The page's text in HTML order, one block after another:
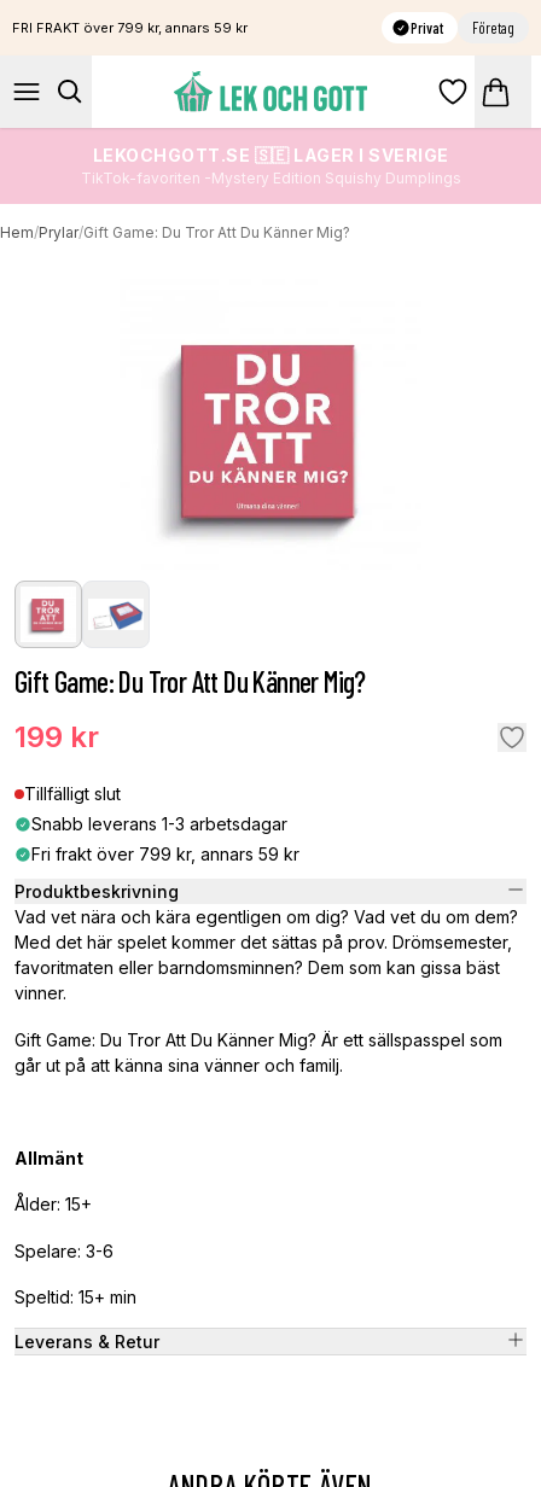
FRI FRAKT över 799 kr, annars 59 kr Privat Företag
LEKOCHGOTT.SE 🇸🇪 LAGER I SVERIGE
TikTok-favoriten -Mystery Edition Squishy Dumplings
Hem/Prylar/Gift Game: Du Tror Att Du Känner Mig?
Gift Game: Du Tror Att Du Känner Mig?
199 kr
Tillfälligt slut
Snabb leverans 1-3 arbetsdagar
Fri frakt över 799 kr, annars 59 kr
Produktbeskrivning
Vad vet nära och kära egentligen om dig? Vad vet du om dem?
Med det här spelet kommer det sättas på prov. Drömsemester,
favoritmaten eller barndomsminnen? Dem som kan gissa bäst
vinner.
Gift Game: Du Tror Att Du Känner Mig? Är ett sällspasspel som
går ut på att känna sina vänner och familj.
Allmänt
Ålder: 15+
Spelare: 3-6
Speltid: 15+ min
Leverans & Retur